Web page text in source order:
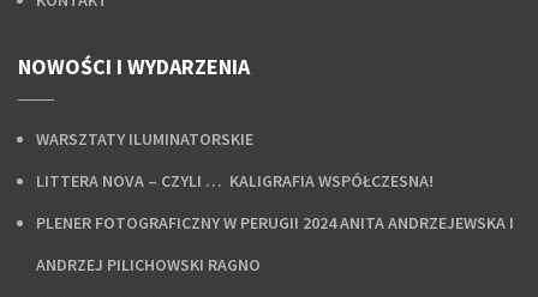
NOWOŚCI I WYDARZENIA
WARSZTATY ILUMINATORSKIE
LITTERA NOVA – CZYLI … KALIGRAFIA WSPÓŁCZESNA!
PLENER FOTOGRAFICZNY W PERUGII 2024 ANITA ANDRZEJEWSKA I
ANDRZEJ PILICHOWSKI RAGNO